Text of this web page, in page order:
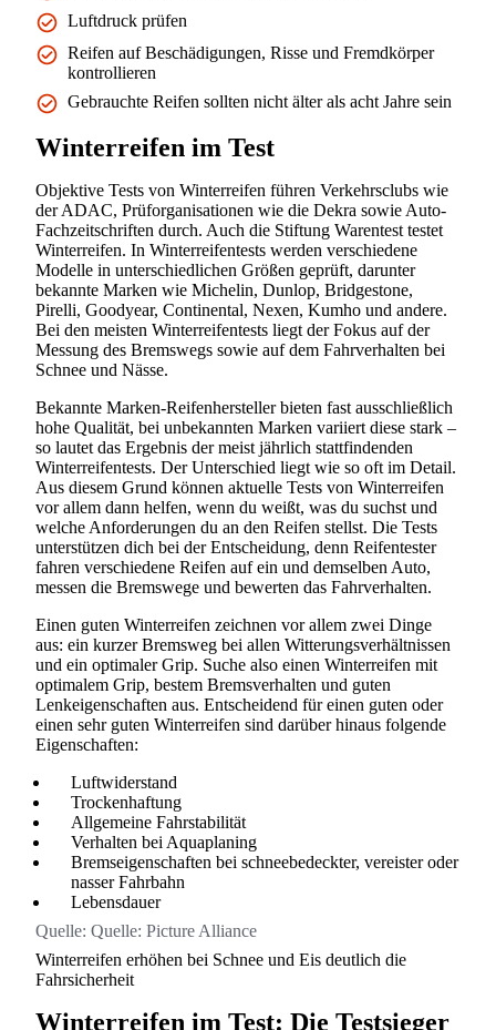
Luftdruck prüfen
Reifen auf Beschädigungen, Risse und Fremdkörper
kontrollieren
Gebrauchte Reifen sollten nicht älter als acht Jahre sein
Winterreifen im Test
Objektive Tests von Winterreifen führen Verkehrsclubs wie
der ADAC, Prüforganisationen wie die Dekra sowie Auto-
Fachzeitschriften durch. Auch die Stiftung Warentest testet
Winterreifen. In Winterreifentests werden verschiedene
Modelle in unterschiedlichen Größen geprüft, darunter
bekannte Marken wie Michelin, Dunlop, Bridgestone,
Pirelli, Goodyear, Continental, Nexen, Kumho und andere.
Bei den meisten Winterreifentests liegt der Fokus auf der
Messung des Bremswegs sowie auf dem Fahrverhalten bei
Schnee und Nässe.
Bekannte Marken-Reifenhersteller bieten fast ausschließlich
hohe Qualität, bei unbekannten Marken variiert diese stark –
so lautet das Ergebnis der meist jährlich stattfindenden
Winterreifentests. Der Unterschied liegt wie so oft im Detail.
Aus diesem Grund können aktuelle Tests von Winterreifen
vor allem dann helfen, wenn du weißt, was du suchst und
welche Anforderungen du an den Reifen stellst. Die Tests
unterstützen dich bei der Entscheidung, denn Reifentester
fahren verschiedene Reifen auf ein und demselben Auto,
messen die Bremswege und bewerten das Fahrverhalten.
Einen guten Winterreifen zeichnen vor allem zwei Dinge
aus: ein kurzer Bremsweg bei allen Witterungsverhältnissen
und ein optimaler Grip. Suche also einen Winterreifen mit
optimalem Grip, bestem Bremsverhalten und guten
Lenkeigenschaften aus. Entscheidend für einen guten oder
einen sehr guten Winterreifen sind darüber hinaus folgende
Eigenschaften:
Luftwiderstand
Trockenhaftung
Allgemeine Fahrstabilität
Verhalten bei Aquaplaning
Bremseigenschaften bei schneebedeckter, vereister oder
nasser Fahrbahn
Lebensdauer
Quelle: Quelle: Picture Alliance
Winterreifen erhöhen bei Schnee und Eis deutlich die
Fahrsicherheit
Winterreifen im Test: Die Testsieger